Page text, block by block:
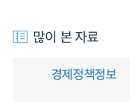
많이 본 자료
경제정책정보